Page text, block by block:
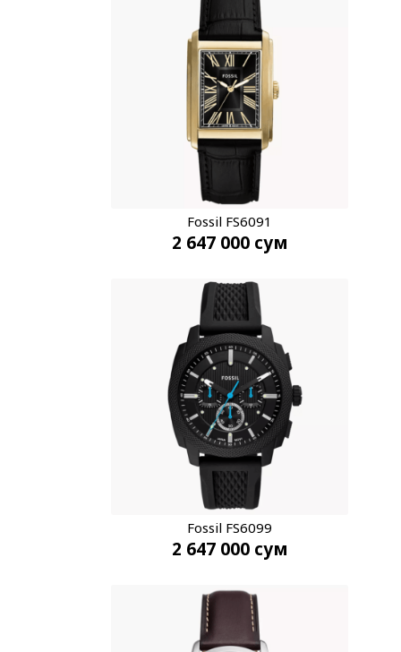
Fossil FS6091
2 647 000 сум
Fossil FS6099
2 647 000 сум